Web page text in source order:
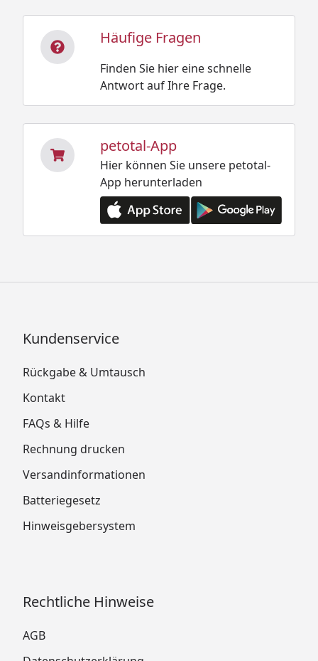
Häufige Fragen
Finden Sie hier eine schnelle
Antwort auf Ihre Frage.
petotal-App
Hier können Sie unsere petotal-
App herunterladen
Kundenservice
Rückgabe & Umtausch
Kontakt
FAQs & Hilfe
Rechnung drucken
Versandinformationen
Batteriegesetz
Hinweisgebersystem
Rechtliche Hinweise
AGB